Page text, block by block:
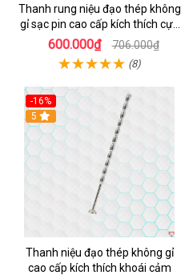
Thanh rung niệu đạo thép không
gỉ sạc pin cao cấp kích thích cực
mạnh
600.000₫ 706.000₫
(8)
-16%
Hot
5
Thanh niệu đạo thép không gỉ
cao cấp kích thích khoái cảm